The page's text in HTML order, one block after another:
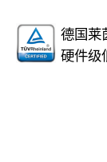
德国莱
硬件级